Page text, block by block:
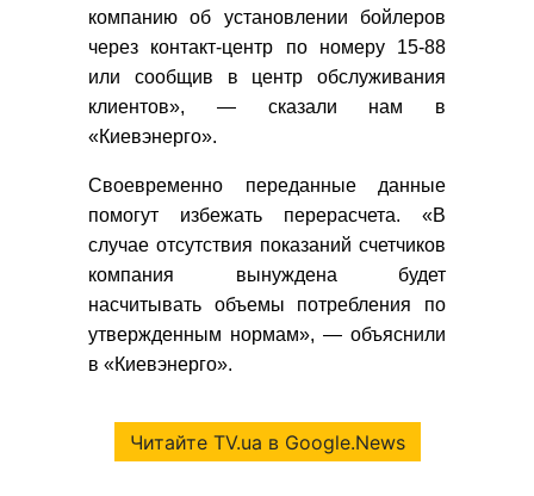
компанию об установлении бойлеров
через контакт-центр по номеру 15-88
или сообщив в центр обслуживания
клиентов», — сказали нам в
«Киевэнерго».
Своевременно переданные данные
помогут избежать перерасчета. «В
случае отсутствия показаний счетчиков
компания вынуждена будет
насчитывать объемы потребления по
утвержденным нормам», — объяснили
в «Киевэнерго».
Читайте TV.ua в Google.News